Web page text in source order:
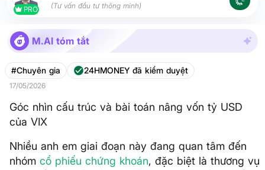
PRO (Tư vấn đầu tư thông minh)
M.AI tóm tắt
#Chuyên gia 24HMONEY đã kiểm duyệt
17/05/2026
Góc nhìn cấu trúc và bài toán nâng vốn tỷ USD
của VIX
Nhiều anh em giai đoạn này đang quan tâm đến
nhóm cổ phiếu chứng khoán, đặc biệt là thương vụ